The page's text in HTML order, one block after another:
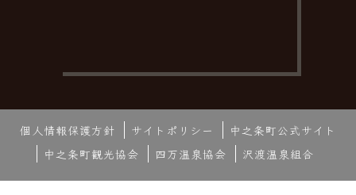
個人情報保護方針 サイトポリシー
中之条町公式サイト
中之条町観光協会
四万温泉協会 沢渡温泉組合